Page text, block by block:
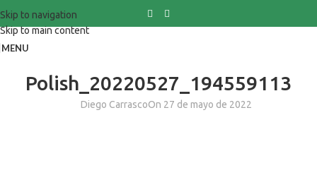
Skip to navigation
Skip to main content
MENU
Polish_20220527_194559113
Diego CarrascoOn 27 de mayo de 2022